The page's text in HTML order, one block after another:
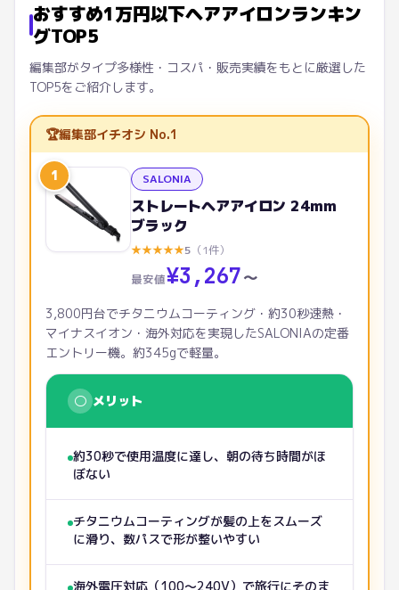
おすすめ1万円以下ヘアアイロンランキン
グTOP5
編集部がタイプ多様性・コスパ・販売実績をもとに厳選した
TOP5をご紹介します。
🏆編集部イチオシ No.1
1 SALONIA
ストレートヘアアイロン 24mm
ブラック
★★★★★5 （1件）
最安値¥3,267〜
3,800円台でチタニウムコーティング・約30秒速熱・
マイナスイオン・海外対応を実現したSALONIAの定番
エントリー機。約345gで軽量。
○ メリット
約30秒で使用温度に達し、朝の待ち時間がほ
ぼない
チタニウムコーティングが髪の上をスムーズ
に滑り、数パスで形が整いやすい
海外電圧対応（100〜240V）で旅行にそのま